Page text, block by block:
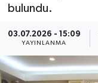
bulundu.
03.07.2026 - 15:09
YAYINLANMA
Emlak
Gündem
Haber